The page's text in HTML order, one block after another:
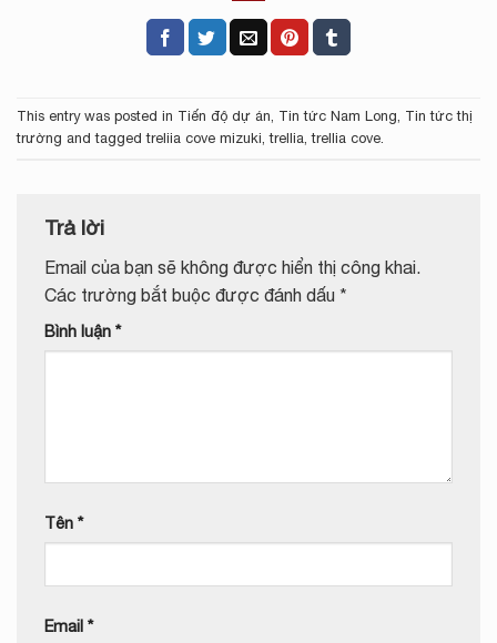
This entry was posted in Tiến độ dự án Tin tức Nam Long Tin tức thị
trường and taggedtreliia cove mizuki ,trellia ,trellia cove
Trả lời
Email của bạn sẽ không được hiển thị công khai.
Các trường bắt buộc được đánh dấu *
Bình luận *
Tên *
Email *